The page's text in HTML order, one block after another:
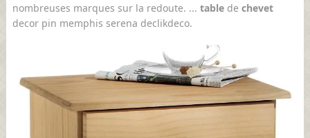
nombreuses marques sur la redoute. ... tablede chevet
decor pin memphis serena declikdeco.